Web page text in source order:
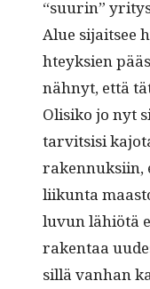
“suurin”
Alue sijait­see
hteyk­sien
näh­nyt, että
Olisiko jo nyt
tarvit­sisi
raken­nuk­si­in,
liikun­ta
luvun lähiötä
rak­en­taa
sil­lä van­han